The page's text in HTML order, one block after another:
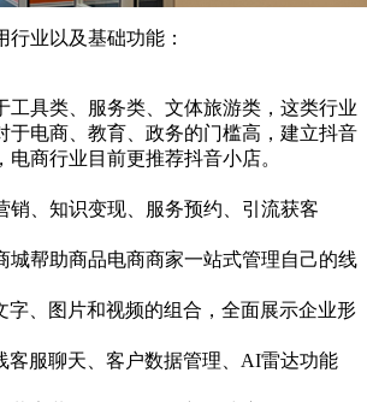
行业以及基础功能：
工具类、服务类、文体旅游类，这类行业
于电商、教育、政务的门槛高，建立抖音
商行业目前更推荐抖音小店。
销、知识变现、服务预约、引流获客
城帮助商品电商商家一站式管理自己的线
字、图片和视频的组合，全面展示企业形
客服聊天、客户数据管理、AI雷达功能